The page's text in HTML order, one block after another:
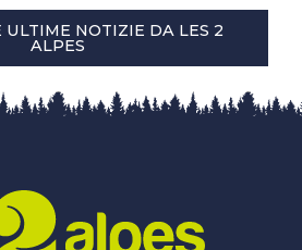
ULTIME NOTIZIE DA LES 2
ALPES